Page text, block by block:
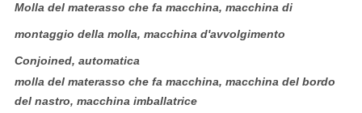
Molla del materasso che fa macchina, macchina di
montaggio della molla, macchina d'avvolgimento
Conjoined, automatica
molla del materasso che fa macchina, macchina del bordo
del nastro, macchina imballatrice